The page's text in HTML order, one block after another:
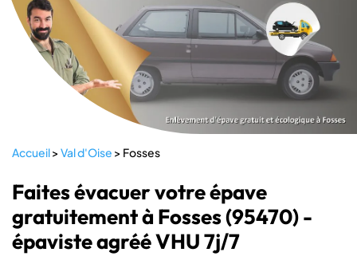
Accueil>Val d'Oise > Fosses
Faites évacuer votre épave
gratuitement à Fosses (95470) -
épaviste agréé VHU 7j/7